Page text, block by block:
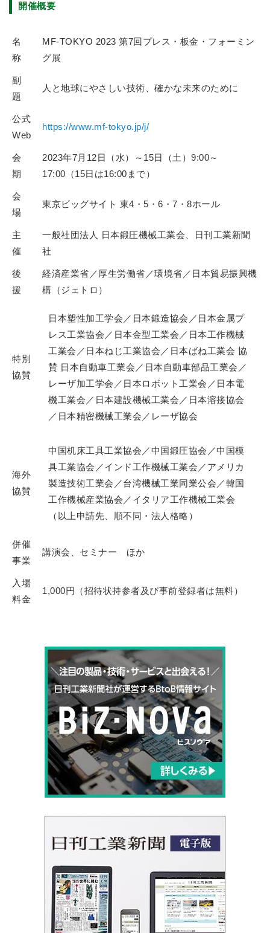
開催概要
名
称
MF-TOKYO 2023 第7回プレス・板金・フォーミン
グ展
副
題
人と地球にやさしい技術、確かな未来のために
公式
Web
https://www.mf-tokyo.jp/j/
会
期
2023年7月12日（水）～15日（土）9:00～
17:00（15日は16:00まで）
会
場
東京ビッグサイト 東4・5・6・7・8ホール
主
催
一般社団法人 日本鍛圧機械工業会、日刊工業新聞
社
後
援
経済産業省／厚生労働省／環境省／日本貿易振興機
構（ジェトロ）
特別
協賛
日本塑性加工学会／日本鍛造協会／日本金属プ
レス工業協会／日本金型工業会／日本工作機械
工業会／日本ねじ工業協会／日本ばね工業会 協
賛 日本自動車工業会／日本自動車部品工業会／
レーザ加工学会／日本ロボット工業会／日本電
機工業会／日本建設機械工業会／日本溶接協会
／日本精密機械工業会／レーザ協会
海外
協賛
中国机床工具工業協会／中国鍛圧協会／中国模
具工業協会／インド工作機械工業会／アメリカ
製造技術工業会／台湾機械工業同業公会／韓国
工作機械産業協会／イタリア工作機械工業会
（以上申請先、順不同・法人格略）
併催
事業
講演会、セミナー ほか
入場
料金
1,000円（招待状持参者及び事前登録者は無料）